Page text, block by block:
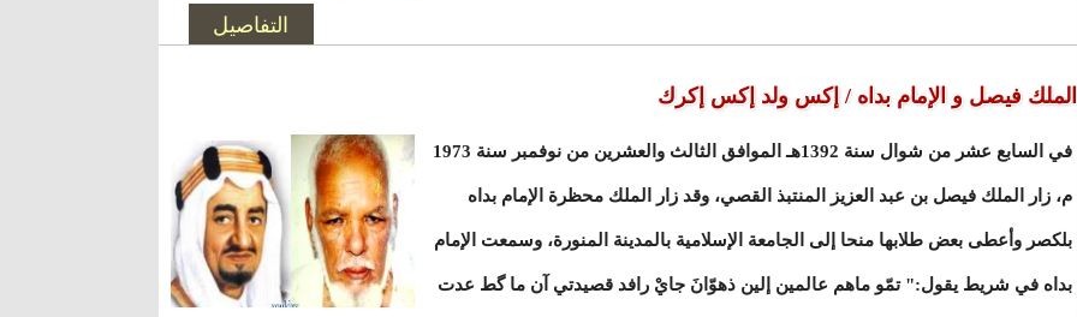
التفاصيل
الملك فيصل و الإمام بداه / إكس ولد إكس إكرك
في السابع عشر من شوال سنة 1392هـ الموافق الثالث والعشرين من نوفمبر سنة 1973
م، زار الملك فيصل بن عبد العزيز المنتبذ القصي، وقد زار الملك محظرة الإمام بداه
بلكصر وأعطى بعض طلابها منحا إلى الجامعة الإسلامية بالمدينة المنورة، وسمعت الإمام
بداه في شريط يقول:" تمّو ماهم عالمين إلين ذهوّانَ جايْ رافد قصيدتي آن ما گط عدت